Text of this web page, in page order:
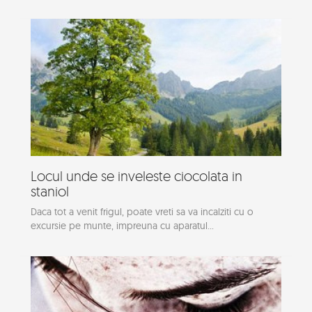
Locul unde se inveleste ciocolata in
staniol
Daca tot a venit frigul, poate vreti sa va incalziti cu o
excursie pe munte, impreuna cu aparatul...